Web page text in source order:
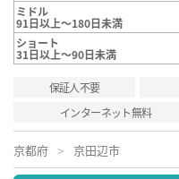
ミドル
91日以上～180日未満
ショート
31日以上～90日未満
保証人不要
インターネット無料
京都府 京田辺市